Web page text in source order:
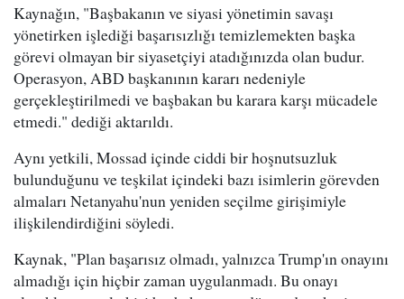
Kaynağın, "Başbakanın ve siyasi yönetimin savaşı
yönetirken işlediği başarısızlığı temizlemekten başka
görevi olmayan bir siyasetçiyi atadığınızda olan budur.
Operasyon, ABD başkanının kararı nedeniyle
gerçekleştirilmedi ve başbakan bu karara karşı mücadele
etmedi." dediği aktarıldı.
Aynı yetkili, Mossad içinde ciddi bir hoşnutsuzluk
bulunduğunu ve teşkilat içindeki bazı isimlerin görevden
almaları Netanyahu'nun yeniden seçilme girişimiyle
ilişkilendirdiğini söyledi.
Kaynak, "Plan başarısız olmadı, yalnızca Trump'ın onayını
almadığı için hiçbir zaman uygulanmadı. Bu onayı